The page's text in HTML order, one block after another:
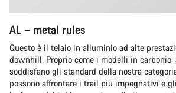
AL – metal rules
Questo è il telaio in alluminio ad alte
downhill. Proprio come i modelli in carbonio,
soddisfano gli standard della nostra
possono affrontare i trail più impegnativi e